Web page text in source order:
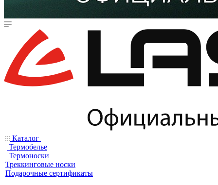
Каталог
Термобелье
Термоноски
Треккинговые носки
Подарочные сертификаты